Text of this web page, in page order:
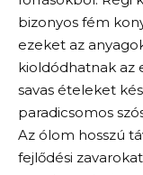
bizonyos fém
ezeket az
kioldódhatnak az
savas ételeket
paradicsomos
Az ólom hosszú
fejlődési